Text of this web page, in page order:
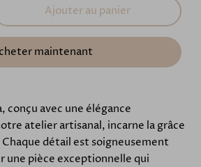
Ajouter au panier
maintenant
conçu avec une élégance
atelier artisanal, incarne la grâce
détail est soigneusement
une pièce exceptionnelle qui